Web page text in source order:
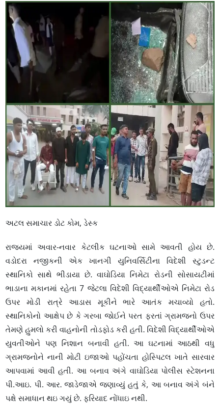
અટલ સમાચાર ડોટ કોમ, ડેસ્ક
રાજ્યમાં અવાર-નવાર કેટલીક ઘટનાઓ સામે આવતી હોય છે.
વડોદરા નજીકની એક ખાનગી યુનિવર્સિટીના વિદેશી સ્ટુડન્ટ
સ્થાનિકો સાથે ભીડાયા છે. વાઘોડિયા નિમેટા રોડની સોસાયટીમાં
ભાડાના મકાનમાં રહેતા 7 જેટલા વિદેશી વિદ્યાર્થીઓએ નિમેટા રોડ
ઉપર મોડી રાત્રે આડાસ મૂકીને ભારે આતંક મચાવ્યો હતો.
સ્થાનિકોનો આક્ષેપ છે કે ગરબા જોઈને પરત ફરતાં ગ્રામજનો ઉપર
તેમણે હુમલો કરી વાહનોની તોડફોડ કરી હતી. વિદેશી વિદ્યાર્થીઓએ
યુવતીઓને પણ નિશાન બનાવી હતી. આ ઘટનામાં આઠથી વધુ
ગ્રામજનોને નાની મોટી ઇજાઓ પહોંચતા હોસ્પિટલ ખાતે સારવાર
આપવામાં આવી હતી. આ બનાવ અંગે વાઘોડિયા પોલીસ સ્ટેશનના
પી.આઇ. પી. આર. જાડેજાએ જણાવ્યું હતું કે, આ બનાવ અંગે બંને
પક્ષે સમાધાન થઇ ગયું છે. ફરિયાદ નોંધાઇ નથી.